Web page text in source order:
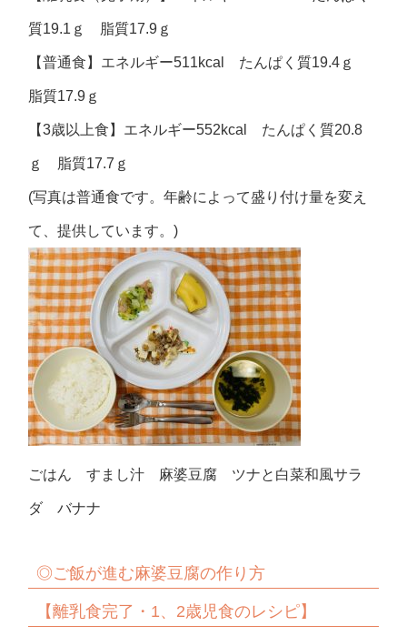
質19.1ｇ 脂質17.9ｇ
【普通食】エネルギー511kcal たんぱく質19.4ｇ
脂質17.9ｇ
【3歳以上食】エネルギー552kcal たんぱく質20.8
ｇ 脂質17.7ｇ
(写真は普通食です。年齢によって盛り付け量を変え
て、提供しています。)
ごはん すまし汁 麻婆豆腐 ツナと白菜和風サラ
ダ バナナ
◎ご飯が進む麻婆豆腐の作り方
【離乳食完了・1、2歳児食のレシピ】